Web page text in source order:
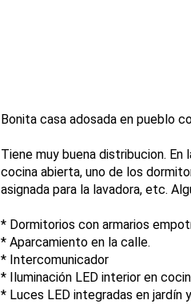
Bonita casa adosada en pueblo
Tiene muy buena distribucion. En
cocina abierta, uno de los
asignada para la lavadora, etc.
* Dormitorios con armarios
* Aparcamiento en la calle.
* Intercomunicador
* Iluminación LED interior en
* Luces LED integradas en jardín